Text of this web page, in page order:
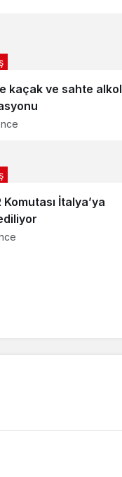
kaçak ve sahte alkol
Komutası İtalya’ya